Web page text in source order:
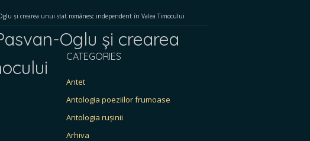
și crearea unui stat românesc independent în Valea Timocului
Oglu și crearea
CATEGORIES
Antet
Antologia poeziilor frumoase
Antologia rușinii
Arhiva